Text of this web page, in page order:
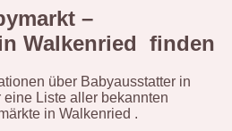
–
Walkenried finden
über Babyausstatter in
Liste aller bekannten
in Walkenried .